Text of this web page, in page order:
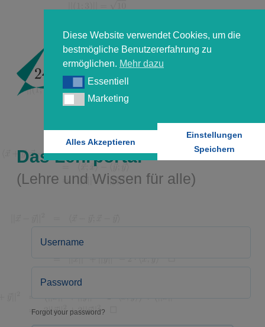
Diese Website verwendet Cookies, um die
bestmögliche Benutzererfahrung zu
ermöglichen. Mehr dazu
EssentiellEssentiell
MarketingMarketing
Alles Akzeptieren
Einstellungen
Speichern
Das Lehrportal
(Lehre und Wissen für alle)
Forgot your password?